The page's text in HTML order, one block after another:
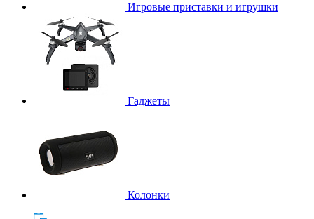
Игровые приставки и игрушки
Гаджеты
Колонки